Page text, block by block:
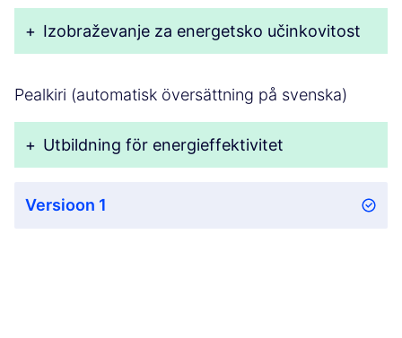
+ Izobraževanje za energetsko učinkovitost
Pealkiri (automatisk översättning på svenska)
+ Utbildning för energieffektivitet
Versioon 1